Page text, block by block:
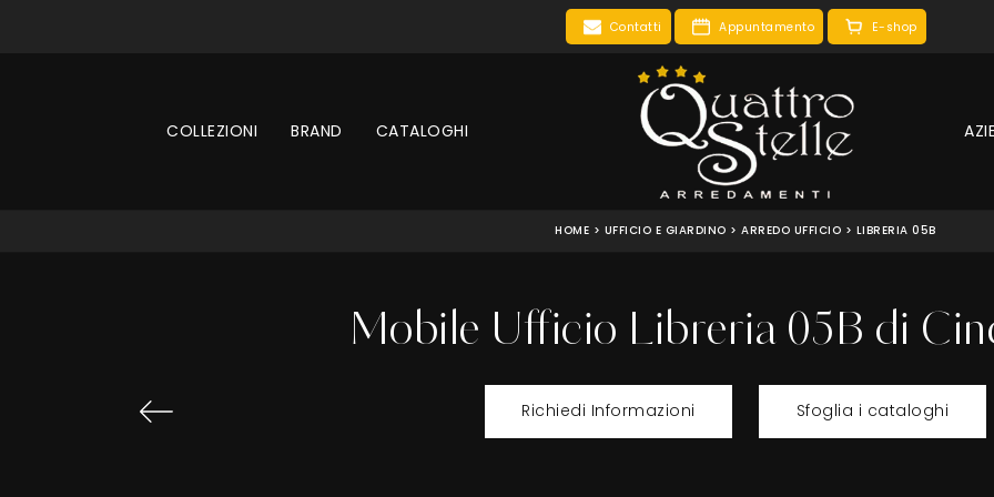
Contatti Appuntamento E-shop
COLLEZIONI BRAND CATALOGHI
HOME > UFFICIO E GIARDINO >ARREDO UFFICIO > LIBRERIA 05B
Mobile Ufficio Libreria 05B di
Richiedi Informazioni Sfoglia i cataloghi